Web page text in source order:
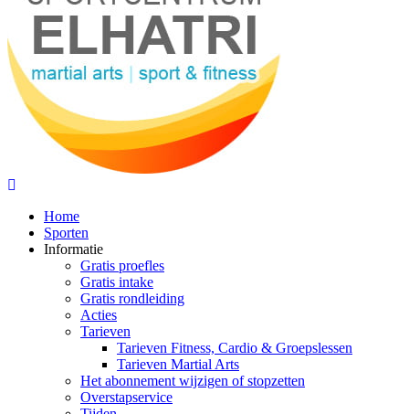
Home
Sporten
Informatie
Gratis proefles
Gratis intake
Gratis rondleiding
Acties
Tarieven
Tarieven Fitness, Cardio & Groepslessen
Tarieven Martial Arts
Het abonnement wijzigen of stopzetten
Overstapservice